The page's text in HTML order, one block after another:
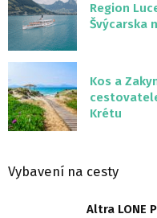
Region
Švýcarska
Kos a
Krétu
Vybavení na cesty
Altra LONE